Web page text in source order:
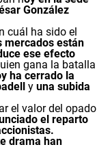
González
cuál ha sido el
mercados están
ese efecto
gana la batalla
ha cerrado la
y una subida
el valor del opado
el reparto
drama han